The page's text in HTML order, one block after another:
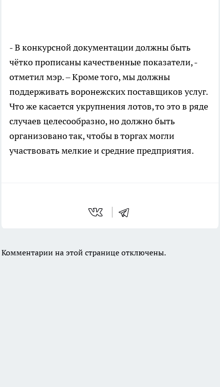
- В конкурсной документации должны быть
чётко прописаны качественные показатели, -
отметил мэр. – Кроме того, мы должны
поддерживать воронежских поставщиков услуг.
Что же касается укрупнения лотов, то это в ряде
случаев целесообразно, но должно быть
организовано так, чтобы в торгах могли
участвовать мелкие и средние предприятия.
Комментарии на этой странице отключены.